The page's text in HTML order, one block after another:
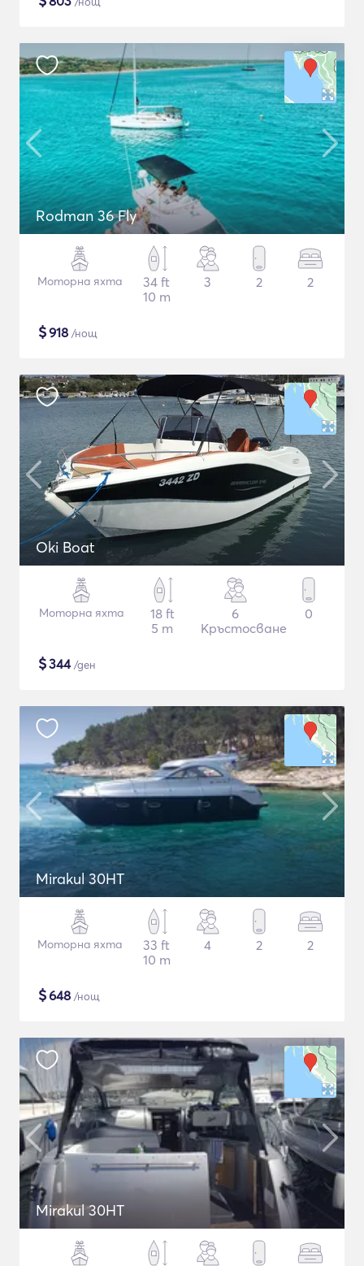
Rodman 36 Fly
Моторна яхта
34 ft
10 m
3 2 2
$918 /нощ
Oki Boat
Моторна яхта
18 ft
5 m
6
Кръстосване
0
$344/ден
Mirakul 30HT
Моторна яхта
33 ft
10 m
4 2 2
$648 /нощ
Mirakul 30HT